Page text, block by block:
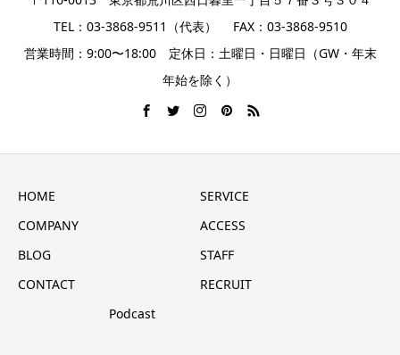
TEL：03-3868-9511（代表） FAX：03-3868-9510
営業時間：9:00〜18:00 定休日：土曜日・日曜日（GW・年末
年始を除く）
HOME
SERVICE
COMPANY
ACCESS
BLOG
STAFF
CONTACT
RECRUIT
Podcast